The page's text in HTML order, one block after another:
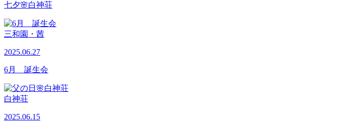
七夕🌸白神荘
三和園・茜
2025.06.27
6月 誕生会
白神荘
2025.06.15